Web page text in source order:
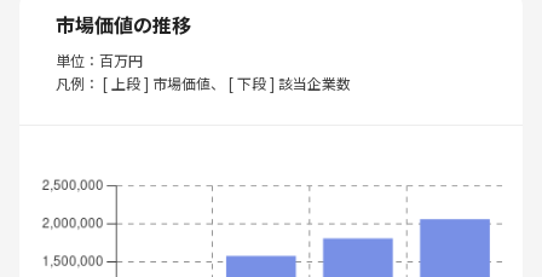
市場価値の推移
単位：百万円
凡例： [ 上段 ] 市場価値、 [ 下段 ] 該当企業数